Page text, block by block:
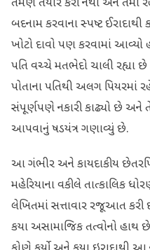
તેમણે તૈયાર કરી નથી અને તેમાં
બદનામ કરવાના સ્પષ્ટ
ખોટો દાવો પણ કરવામાં
પતિ વચ્ચે મતભેદો ચાલી રહ્યા
પોતાના પતિથી અલગ
સંપૂર્ણપણે નકારી કાઢ્યો છે અને
આપવાનું ષડયંત્ર ગણાવ્યું છે.
આ ગંભીર અને કાયદાકીય
મહેરિયાના વકીલે તાત્કાલિક
લેખિતમાં સત્તાવાર રજૂઆત
કયા અસામાજિક તત્વોનો હાથ